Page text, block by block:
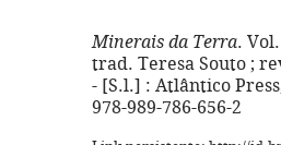
Minerais da Terra.
trad. Teresa Souto ;
- [S.l.] : Atlântico
978-989-786-656-2